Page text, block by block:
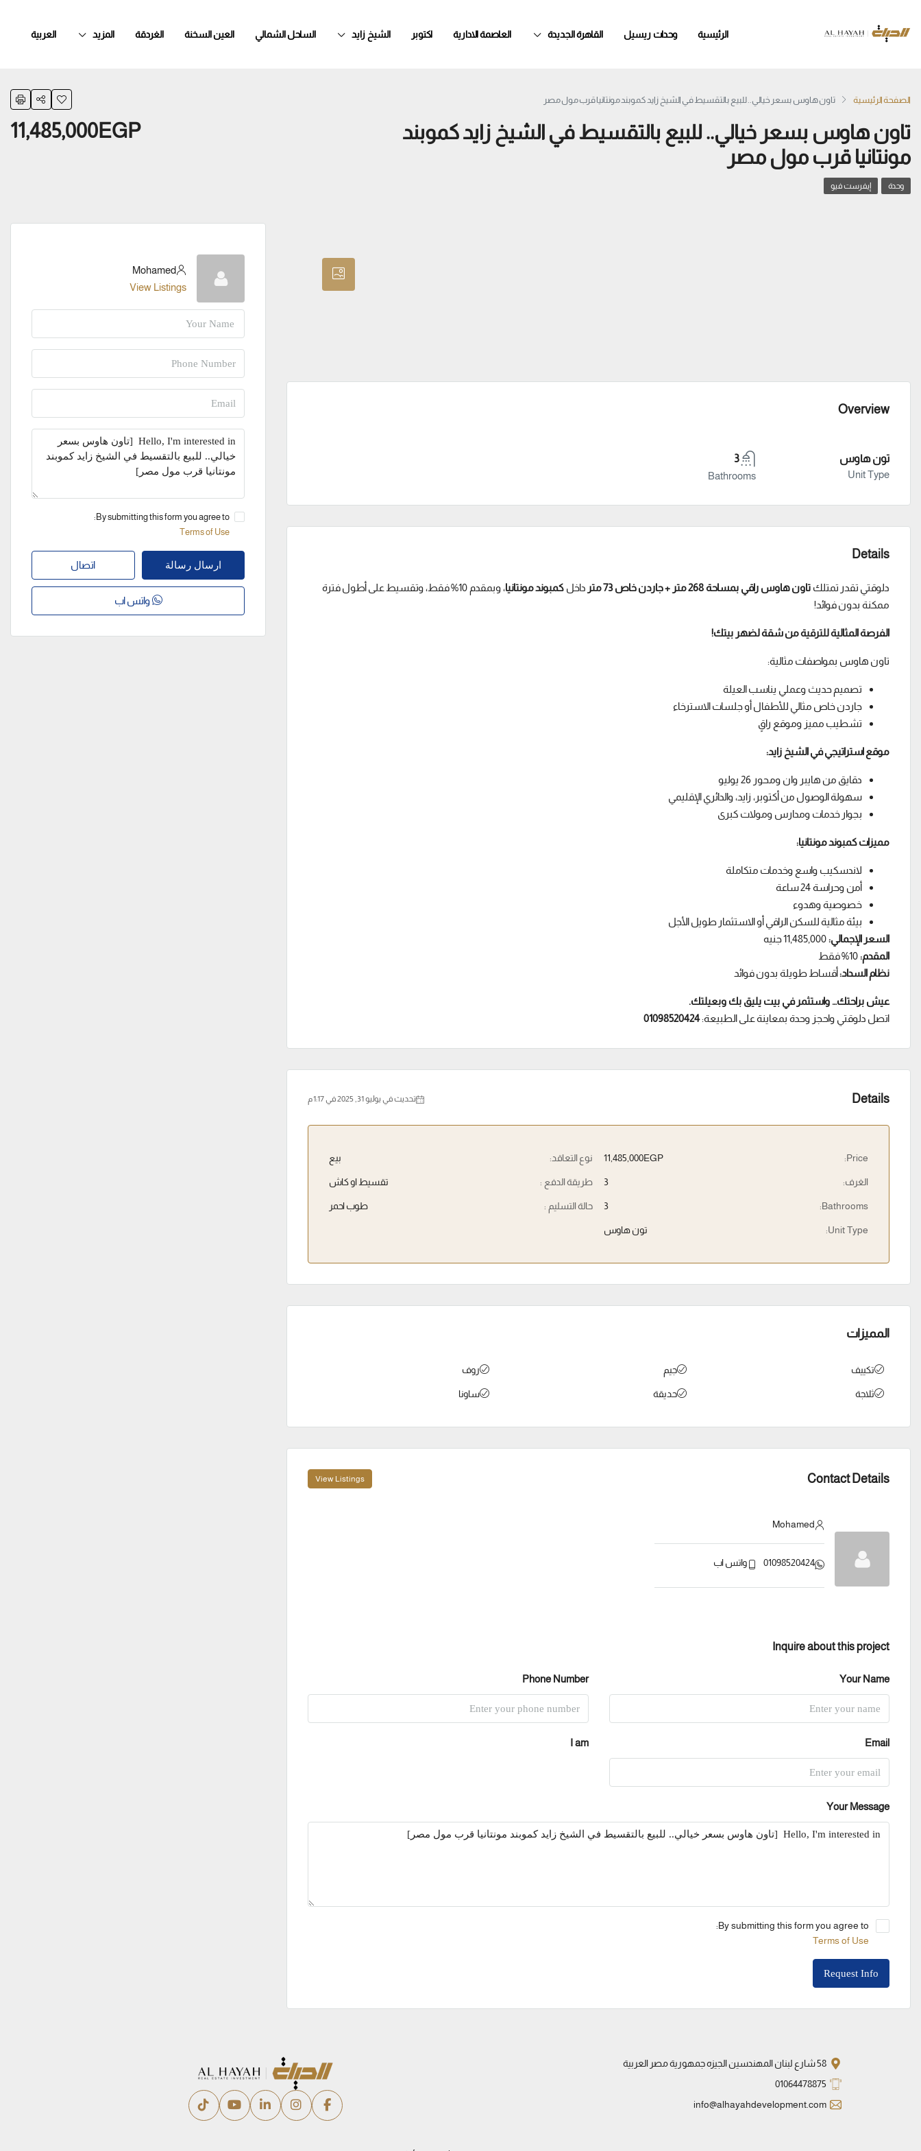
الرئيسية وحدات ريسيل القاهرة الجديدة العاصمة الادارية اكتوبر الشيخ زايد الساحل الشمالي العين السخنة الغردقة المزيد العربية
الصفحة الرئيسية تاون هاوس بسعر خيالي.. للبيع بالتقسيط في الشيخ زايد كموبند مونتانيا قرب مول مصر
تاون هاوس بسعر خيالي.. للبيع بالتقسيط في الشيخ زايد كموبند
مونتانيا قرب مول مصر
11,485,000EGP
وحدة إيفرست فيو
Overview
تون هاوس
Unit Type
3
Bathrooms
Details
دلوقتي تقدر تمتلك تاون هاوس راقي بمساحة 268 متر + جاردن خاص 73 متر داخل كمبوند مونتانيا
، وبمقدم 10% فقط، وتقسيط على أطول فترة
ممكنة بدون فوائد!
الفرصة المثالية للترقية من شقة لضهر بيتك!
تاون هاوس بمواصفات مثالية:
تصميم حديث وعملي يناسب العيلة
جاردن خاص مثالي للأطفال أو جلسات الاسترخاء
تشطيب مميز وموقع راقٍ
موقع استراتيجي في الشيخ زايد:
دقايق من هايبر وان ومحور 26 يوليو
سهولة الوصول من أكتوبر، زايد، والدائري الإقليمي
بجوار خدمات ومدارس ومولات كبرى
مميزات كمبوند مونتانيا:
لاندسكيب واسع وخدمات متكاملة
أمن وحراسة 24 ساعة
خصوصية وهدوء
بيئة مثالية للسكن الراقي أو الاستثمار طويل الأجل
السعر الإجمالي:
المقدم:
نظام السداد:أقساط طويلة بدون فوائد
عيش براحتك… واستثمر في بيت يليق بك وبعيلتك.
اتصل دلوقتي واحجز وحدة بمعاينة على الطبيعة:01098520424
Details تحديث في يوليو 31, 2025 في 1:17 م
Price:
11,485,000EGP
الغرف: 3
Bathrooms:
3
Unit Type: تون هاوس
نوع التعاقد: بيع
طريقة الدفع : تقسيط او كاش
حالة التسليم : طوب احمر
المميزات
تكييف
ثلاجة
جيم
حديقة
روف
ساونا
Contact Details
View Listings
Mohamed
01098520424 واتس اب
Inquire about this project
Your Name
Phone Number
Email
I am
Your Message
By submitting this form you agree to:
Terms of Use
Request Info
Mohamed
View Listings
By submitting this form you agree to:
Terms of Use
ارسال رسالة اتصال
واتس اب
58 شارع لبنان المهندسين الجيزه جمهورية مصر العربية
01064478875
info@alhayahdevelopment.com